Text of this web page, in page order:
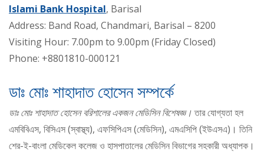
Islami Bank Hospital, Barisal
Address: Band Road, Chandmari, Barisal – 8200
Visiting Hour: 7.00pm to 9.00pm (Friday Closed)
Phone: +8801810-000121
ডাঃ মোঃ শাহাদাত হোসেন সম্পর্কে
ডাঃ মোঃ শাহাদাত হোসেন বরিশালের একজন মেডিসিন বিশেষজ্ঞ। তার যোগ্যতা হল
এমবিবিএস, বিসিএস (স্বাস্থ্য), এফসিপিএস (মেডিসিন), এমএসিপি (ইউএসএ)। তিনি
শের-ই-বাংলা মেডিকেল কলেজ ও হাসপাতালের মেডিসিন বিভাগের সহকারী অধ্যাপক।